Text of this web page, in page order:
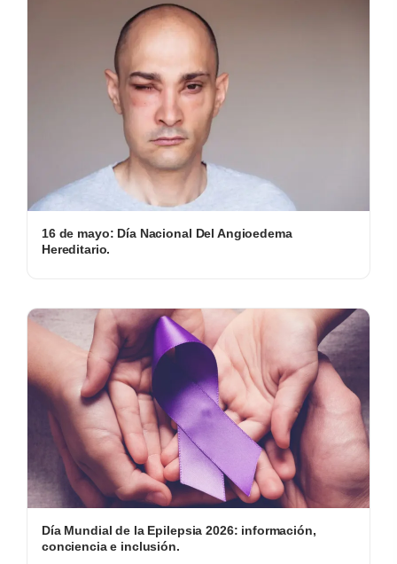
16 de mayo: Día Nacional Del Angioedema
Hereditario.
Día Mundial de la Epilepsia 2026: información,
conciencia e inclusión.